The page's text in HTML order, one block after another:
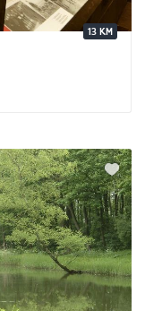
13 KM